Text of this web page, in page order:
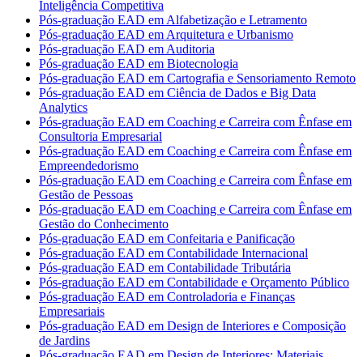
Inteligência Competitiva
Pós-graduação EAD em Alfabetização e Letramento
Pós-graduação EAD em Arquitetura e Urbanismo
Pós-graduação EAD em Auditoria
Pós-graduação EAD em Biotecnologia
Pós-graduação EAD em Cartografia e Sensoriamento Remoto
Pós-graduação EAD em Ciência de Dados e Big Data
Analytics
Pós-graduação EAD em Coaching e Carreira com Ênfase em
Consultoria Empresarial
Pós-graduação EAD em Coaching e Carreira com Ênfase em
Empreendedorismo
Pós-graduação EAD em Coaching e Carreira com Ênfase em
Gestão de Pessoas
Pós-graduação EAD em Coaching e Carreira com Ênfase em
Gestão do Conhecimento
Pós-graduação EAD em Confeitaria e Panificação
Pós-graduação EAD em Contabilidade Internacional
Pós-graduação EAD em Contabilidade Tributária
Pós-graduação EAD em Contabilidade e Orçamento Público
Pós-graduação EAD em Controladoria e Finanças
Empresariais
Pós-graduação EAD em Design de Interiores e Composição
de Jardins